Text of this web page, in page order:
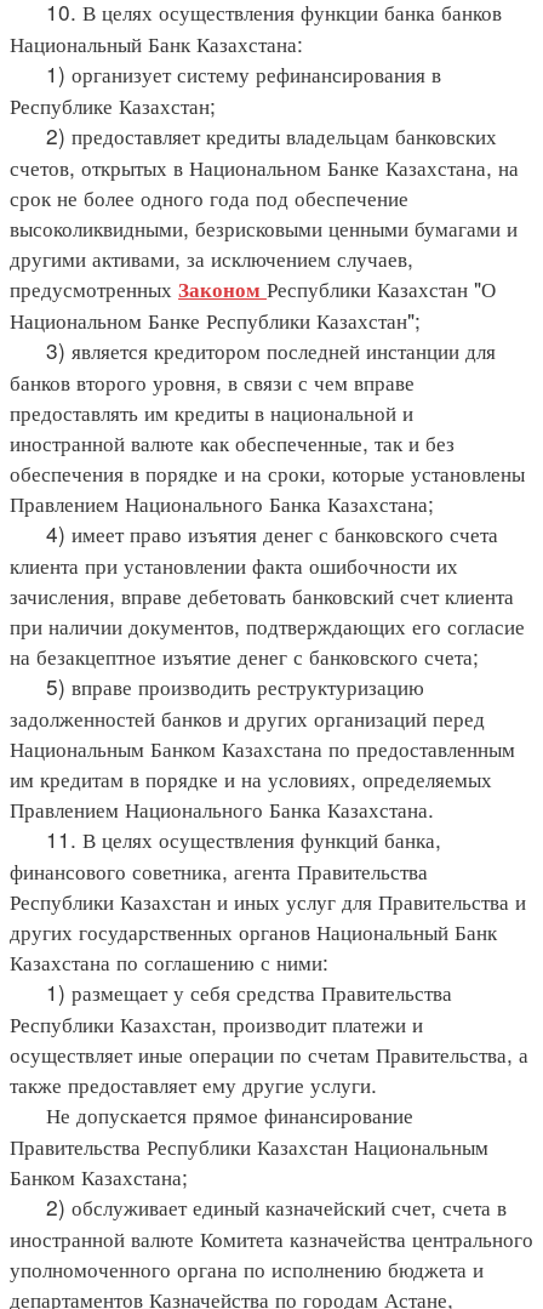
10. В целях осуществления функции банка банков
Национальный Банк Казахстана:
1) организует систему рефинансирования в
Республике Казахстан;
2) предоставляет кредиты владельцам банковских
счетов, открытых в Национальном Банке Казахстана, на
срок не более одного года под обеспечение
высоколиквидными, безрисковыми ценными бумагами и
другими активами, за исключением случаев,
предусмотренных Законом Республики Казахстан "О
Национальном Банке Республики Казахстан";
3) является кредитором последней инстанции для
банков второго уровня, в связи с чем вправе
предоставлять им кредиты в национальной и
иностранной валюте как обеспеченные, так и без
обеспечения в порядке и на сроки, которые установлены
Правлением Национального Банка Казахстана;
4) имеет право изъятия денег с банковского счета
клиента при установлении факта ошибочности их
зачисления, вправе дебетовать банковский счет клиента
при наличии документов, подтверждающих его согласие
на безакцептное изъятие денег с банковского счета;
5) вправе производить реструктуризацию
задолженностей банков и других организаций перед
Национальным Банком Казахстана по предоставленным
им кредитам в порядке и на условиях, определяемых
Правлением Национального Банка Казахстана.
11. В целях осуществления функций банка,
финансового советника, агента Правительства
Республики Казахстан и иных услуг для Правительства и
других государственных органов Национальный Банк
Казахстана по соглашению с ними:
1) размещает у себя средства Правительства
Республики Казахстан, производит платежи и
осуществляет иные операции по счетам Правительства, а
также предоставляет ему другие услуги.
Не допускается прямое финансирование
Правительства Республики Казахстан Национальным
Банком Казахстана;
2) обслуживает единый казначейский счет, счета в
иностранной валюте Комитета казначейства центрального
уполномоченного органа по исполнению бюджета и
департаментов Казначейства по городам Астане,